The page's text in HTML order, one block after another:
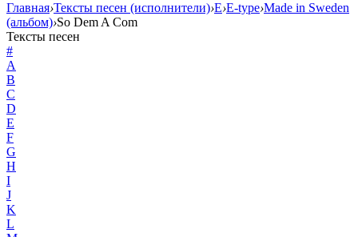
Главная›Тексты песен (исполнители)›E›E-type›Made in Sweden
(альбом)›So Dem A Com
Тексты песен
#
A
B
C
D
E
F
G
H
I
J
K
L